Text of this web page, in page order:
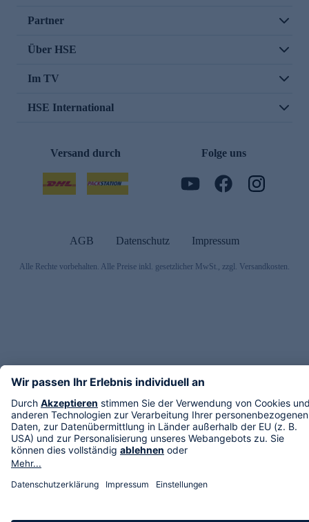
Partner
Über HSE
Im TV
HSE International
Versand durch Folge uns
AGB Datenschutz Impressum
Alle Rechte vorbehalten. Alle Preise inkl. gesetzlicher MwSt., zzgl. Versandkosten.